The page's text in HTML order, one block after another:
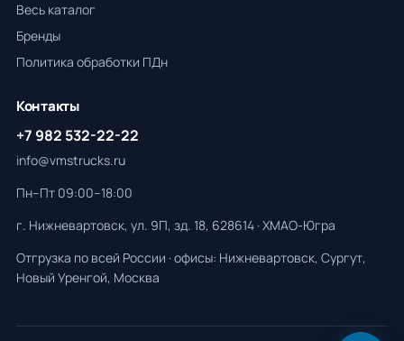
Весь каталог
Бренды
Политика обработки ПДн
Контакты
+7 982 532-22-22
info@vmstrucks.ru
Пн–Пт 09:00–18:00
г. Нижневартовск, ул. 9П, зд. 18, 628614 · ХМАО-Югра
Отгрузка по всей России · офисы: Нижневартовск, Сургут,
Новый Уренгой, Москва